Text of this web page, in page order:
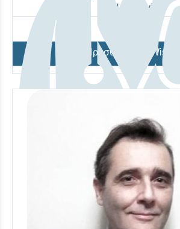
Παθολογία
Προσθήκη στο Wishlist